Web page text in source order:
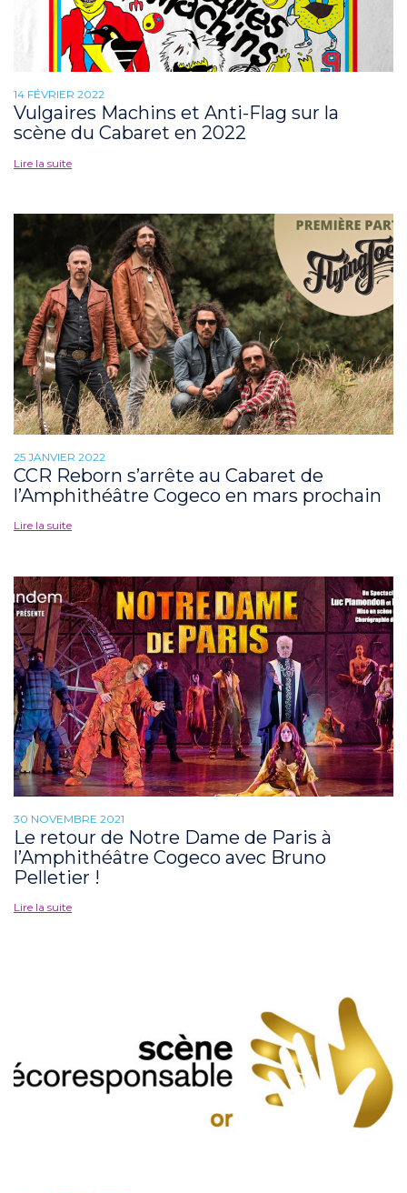
14 FÉVRIER 2022
Vulgaires Machins et Anti-Flag sur la
scène du Cabaret en 2022
Lire la suite
25 JANVIER 2022
CCR Reborn s’arrête au Cabaret de
l’Amphithéâtre Cogeco en mars prochain
Lire la suite
30 NOVEMBRE 2021
Le retour de Notre Dame de Paris à
l’Amphithéâtre Cogeco avec Bruno
Pelletier !
Lire la suite